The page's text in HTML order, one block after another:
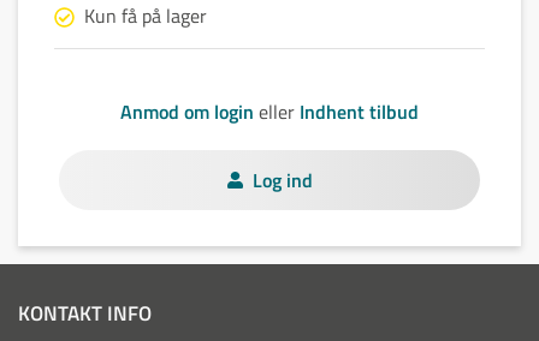
Kun få på lager
Anmod om login eller Indhent tilbud
Log ind
KONTAKT INFO